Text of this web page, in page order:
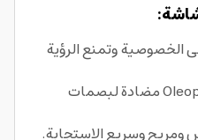
الخصوصية وتمنع الرؤية
الطلاء: طبقة يابانية Oleophobic مضادة لبصمات
وسريع الاستجابة.